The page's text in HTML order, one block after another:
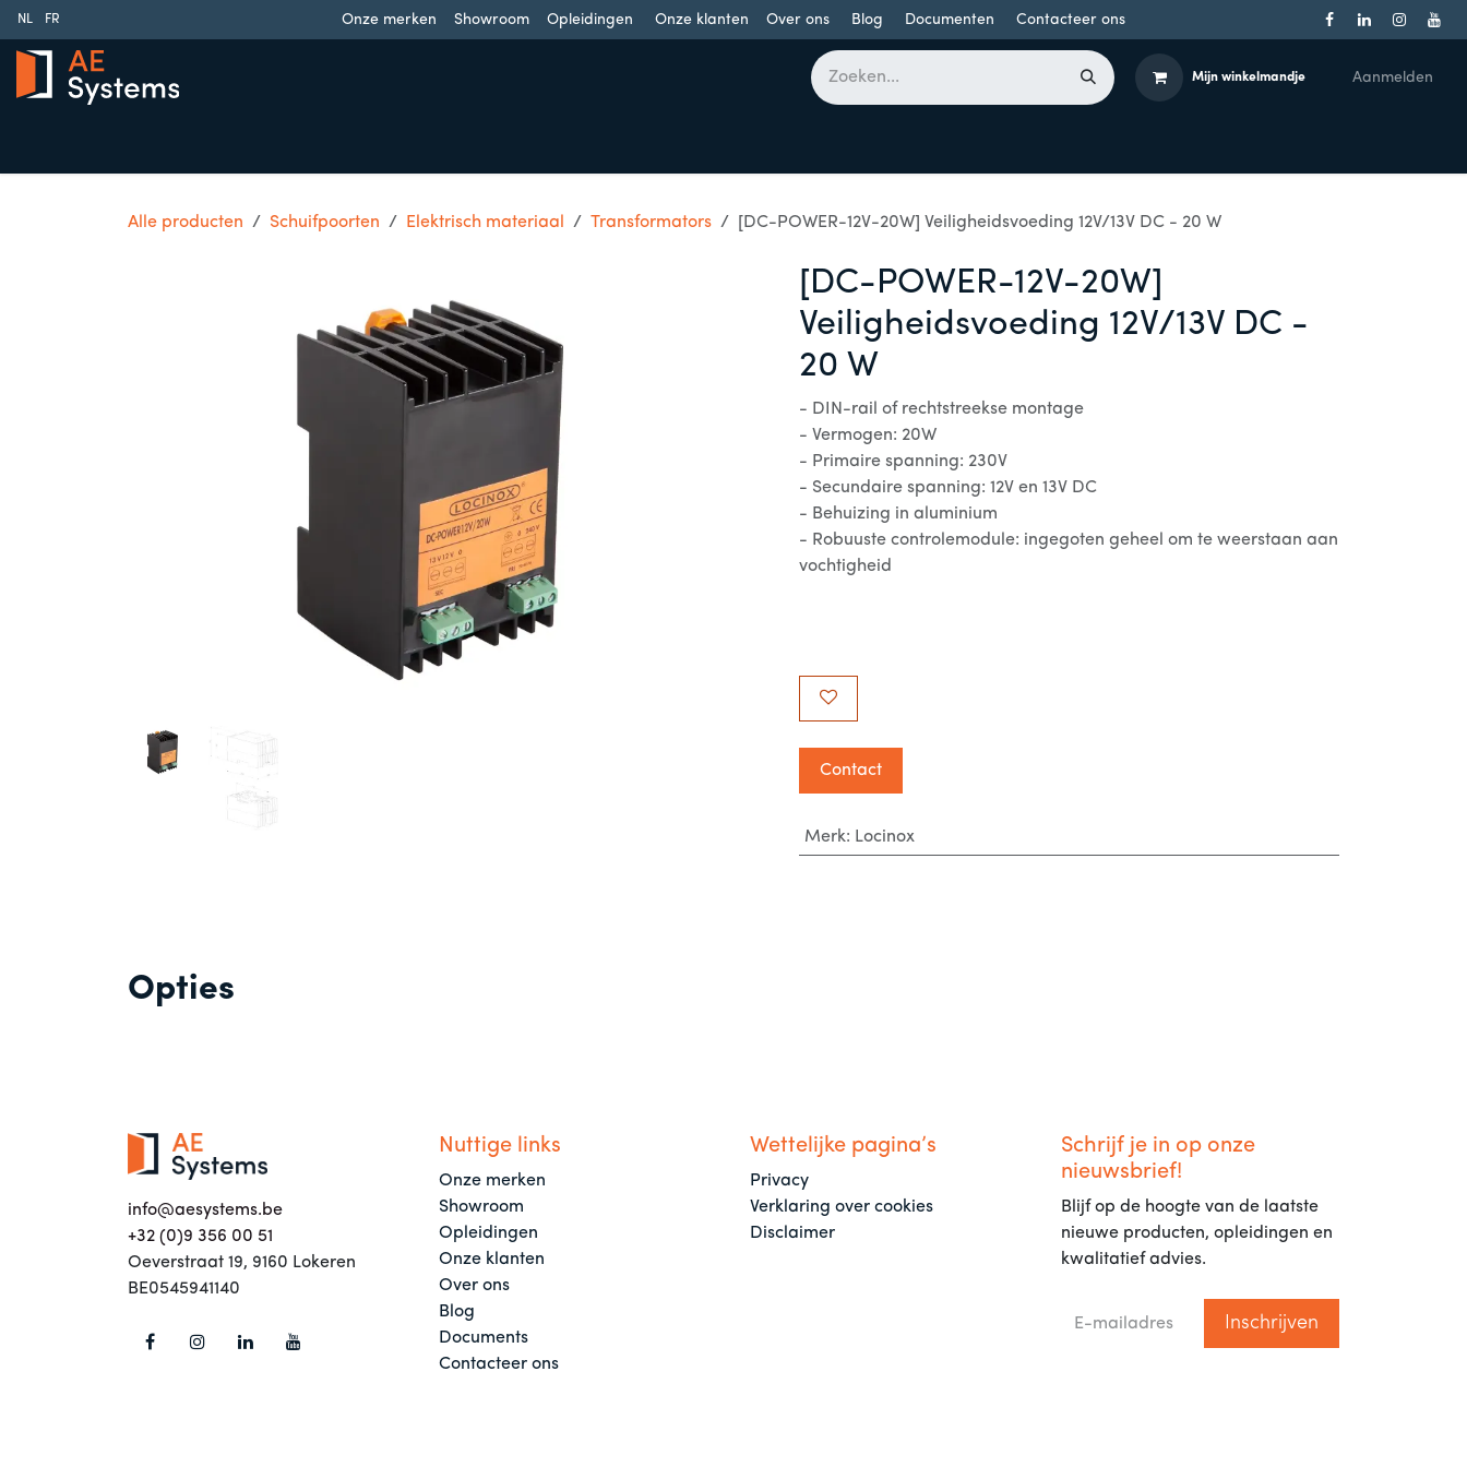
Overslaan naar inhoud
NL FR Onze merken Showroom Opleidingen Onze klanten Over ons Blog Documenten Contacteer ons
Mijn winkelmandje Aanmelden
Alle producten Schuifpoorten Elektrisch materiaal Transformators [DC-POWER-12V-20W] Veiligheidsvoeding 12V/13V DC - 20 W
[DC-POWER-12V-20W]
Veiligheidsvoeding 12V/13V DC -
20 W
- DIN-rail of rechtstreekse montage
- Vermogen: 20W
- Primaire spanning: 230V
- Secundaire spanning: 12V en 13V DC
- Behuizing in aluminium
- Robuuste controlemodule: ingegoten geheel om te weerstaan aan
vochtigheid
Contact
Merk: Locinox
Opties
info@aesystems.be
+32 (0)9 356 00 51
Oeverstraat 19, 9160 Lokeren
BE0545941140
Nuttige links
Onze merken
Showroom
Opleidingen
Onze klanten
Over ons
Blog
Documents
Contacteer ons
Wettelijke pagina’s
Privacy
Verklaring over cookies
Disclaimer
Schrijf je in op onze
nieuwsbrief!
Blijf op de hoogte van de laatste
nieuwe producten, opleidingen en
kwalitatief advies.
Inschrijven